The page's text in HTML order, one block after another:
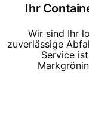
Ihr
Wir sind Ihr
zuverlässige
Service